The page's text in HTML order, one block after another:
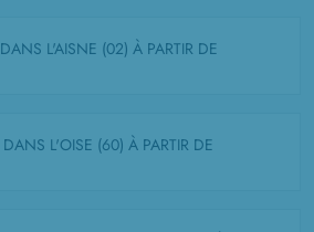
17 OFFRES DANS L'AISNE (02) À PARTIR DE
93 OFFRES DANS L'OISE (60) À PARTIR DE